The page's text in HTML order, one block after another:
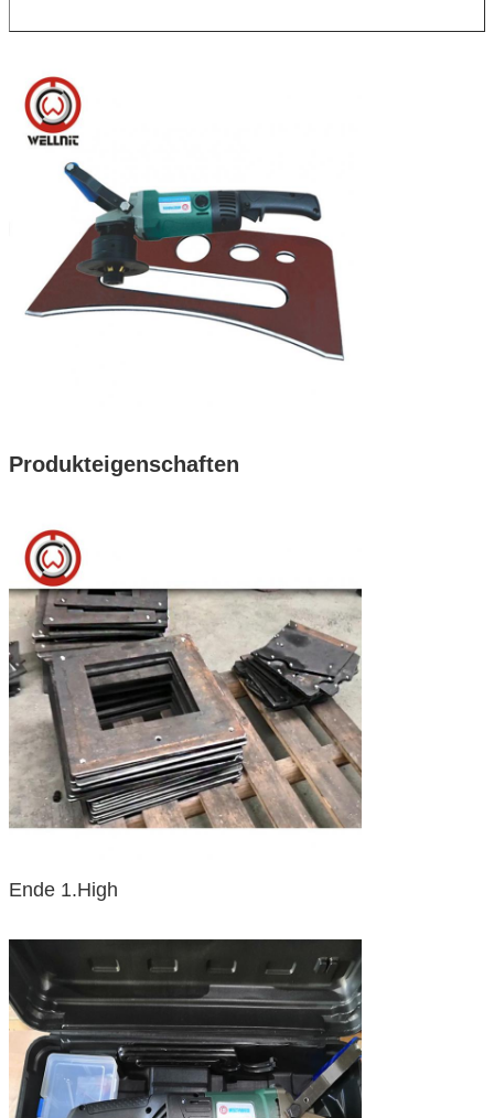
Produkteigenschaften
Ende 1.High